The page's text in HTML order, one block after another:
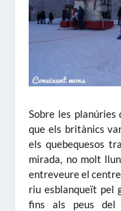
Sobre les planúries
que els britànics
els quebequesos
mirada, no molt
entreveure el
riu esblanqueït pel
fins als peus del